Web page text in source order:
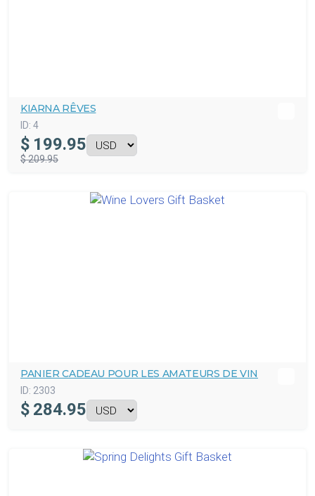
KIARNA RÊVES
ID: 4
$ 199.95
$ 209.95
PANIER CADEAU POUR LES AMATEURS DE VIN
ID: 2303
$ 284.95